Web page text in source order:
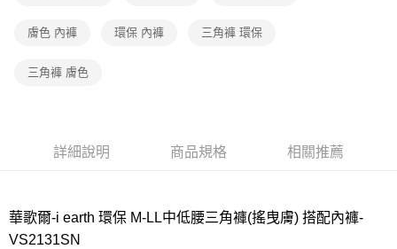
每筆NT$80，滿NT$1,000(含以上)免運費
離島
每筆NT$80，滿NT$1,000(含以上)免運費
膚色 內褲 環保 內褲 三角褲 環保
三角褲 膚色
詳細說明 商品規格 相關推薦
華歌爾-i earth 環保 M-LL中低腰三角褲(搖曳膚) 搭配內褲-
VS2131SN